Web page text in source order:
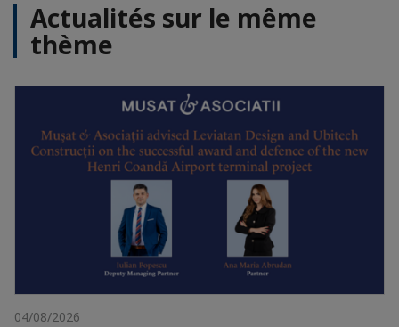
Actualités sur le même
thème
04/08/2026